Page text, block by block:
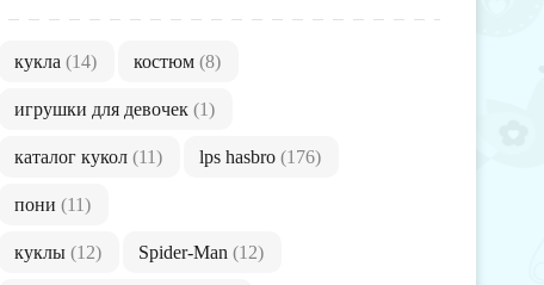
кукла (14) костюм (8)
игрушки для девочек (1)
каталог кукол (11) lps hasbro (176)
пони (11)
куклы (12) Spider-Man (12)